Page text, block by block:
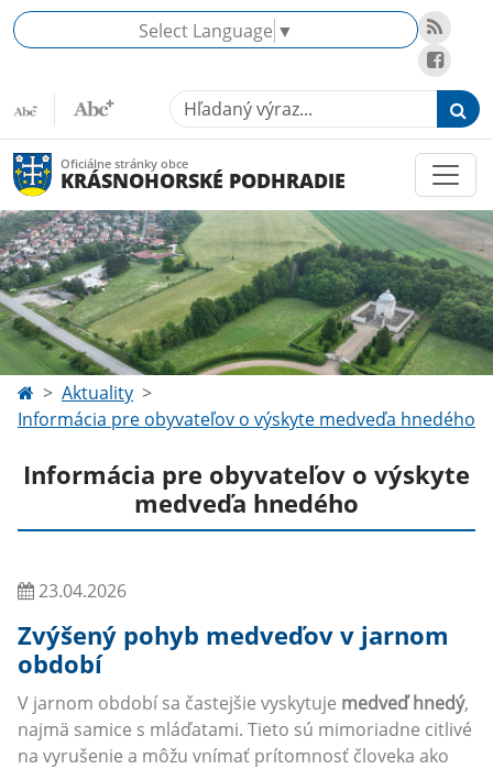
Select Language ▼
Hľadaný výraz...
Oficiálne stránky obce
KRÁSNOHORSKÉ PODHRADIE
Aktuality
Informácia pre obyvateľov o výskyte medveďa hnedého
Informácia pre obyvateľov o výskyte
medveďa hnedého
23.04.2026
Zvýšený pohyb medveďov v jarnom
období
V jarnom období sa častejšie vyskytuje medveď hnedý,
najmä samice s mláďatami. Tieto sú mimoriadne citlivé
na vyrušenie a môžu vnímať prítomnosť človeka ako